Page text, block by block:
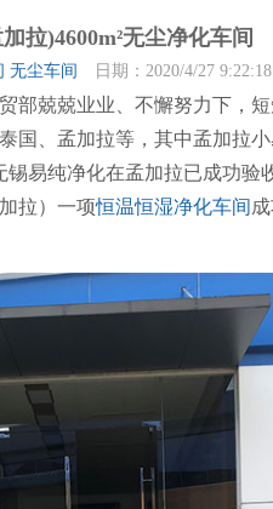
拉)4600m²无尘净化车间
无尘车间 日期：2020/4/27 9:22:18
部兢兢业业、不懈努力下，
国、孟加拉等，其中孟加拉
易纯净化在孟加拉已成功验
拉）一项恒温恒湿净化车间